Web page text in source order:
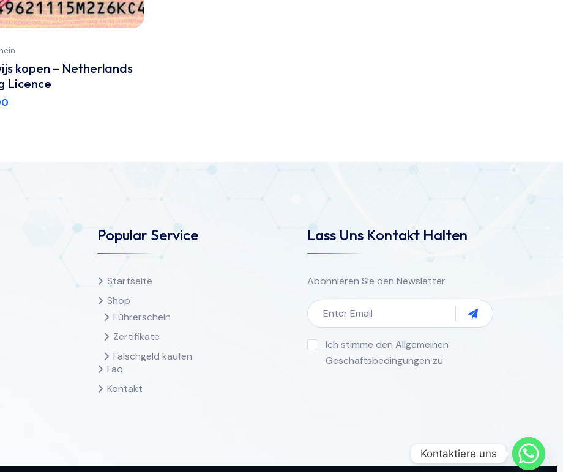
kopen – Netherlands
Licence
Popular Service
Startseite
Shop
Führerschein
Zertifikate
Falschgeld kaufen
Faq
Kontakt
Lass Uns Kontakt Halten
Abonnieren Sie den Newsletter
Ich stimme den Allgemeinen
Geschäftsbedingungen zu
Kontaktiere uns